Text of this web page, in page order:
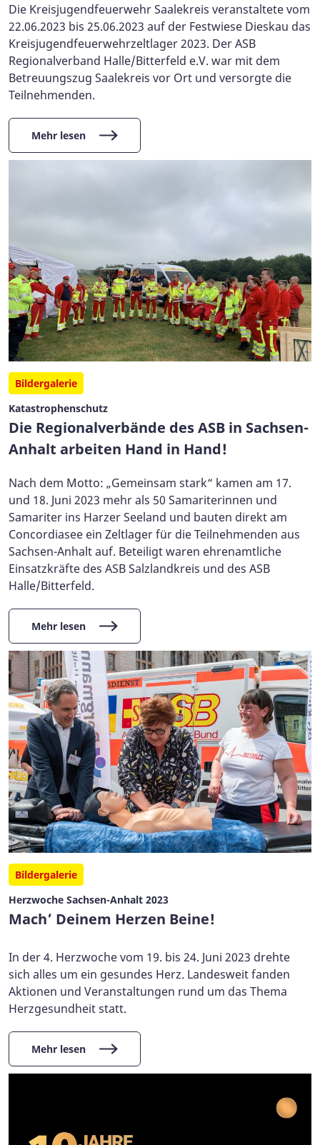
Die Kreisjugendfeuerwehr Saalekreis veranstaltete vom
22.06.2023 bis 25.06.2023 auf der Festwiese Dieskau das
Kreisjugendfeuerwehrzeltlager 2023. Der ASB
Regionalverband Halle/Bitterfeld e.V. war mit dem
Betreuungszug Saalekreis vor Ort und versorgte die
Teilnehmenden.
Mehr lesen
Bildergalerie
Katastrophenschutz
Die Regionalverbände des ASB in Sachsen-
Anhalt arbeiten Hand in Hand!
Nach dem Motto: „Gemeinsam stark“ kamen am 17.
und 18. Juni 2023 mehr als 50 Samariterinnen und
Samariter ins Harzer Seeland und bauten direkt am
Concordiasee ein Zeltlager für die Teilnehmenden aus
Sachsen-Anhalt auf. Beteiligt waren ehrenamtliche
Einsatzkräfte des ASB Salzlandkreis und des ASB
Halle/Bitterfeld.
Mehr lesen
Bildergalerie
Herzwoche Sachsen-Anhalt 2023
Mach’ Deinem Herzen Beine!
In der 4. Herzwoche vom 19. bis 24. Juni 2023 drehte
sich alles um ein gesundes Herz. Landesweit fanden
Aktionen und Veranstaltungen rund um das Thema
Herzgesundheit statt.
Mehr lesen